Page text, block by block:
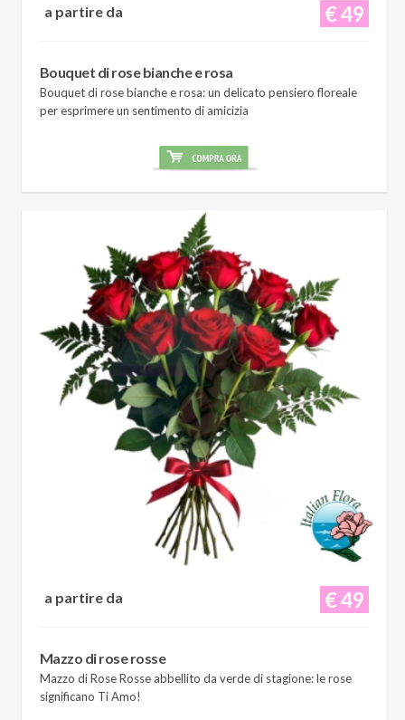
€ 49
a partire da
Bouquet di rose bianche e rosa
Bouquet di rose bianche e rosa: un delicato pensiero floreale
per esprimere un sentimento di amicizia
€ 49
a partire da
Mazzo di rose rosse
Mazzo di Rose Rosse abbellito da verde di stagione: le rose
significano Ti Amo!